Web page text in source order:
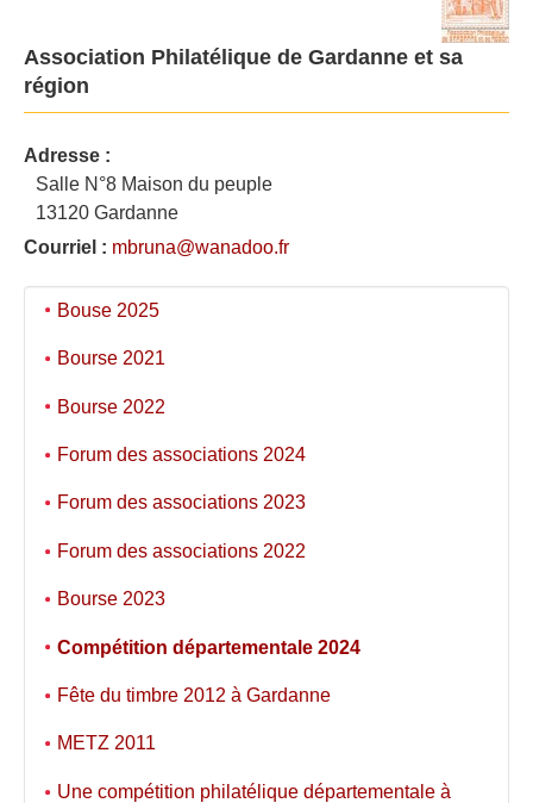
Association Philatélique de Gardanne et sa
région
Adresse :
Salle N°8 Maison du peuple
13120 Gardanne
Courriel : mbruna@wanadoo.fr
Bouse 2025
Bourse 2021
Bourse 2022
Forum des associations 2024
Forum des associations 2023
Forum des associations 2022
Bourse 2023
Compétition départementale 2024
Fête du timbre 2012 à Gardanne
METZ 2011
Une compétition philatélique départementale à